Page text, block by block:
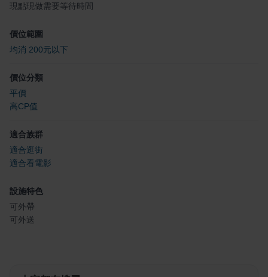
現點現做需要等待時間
價位範圍
均消 200元以下
價位分類
平價
高CP值
適合族群
適合逛街
適合看電影
設施特色
可外帶
可外送